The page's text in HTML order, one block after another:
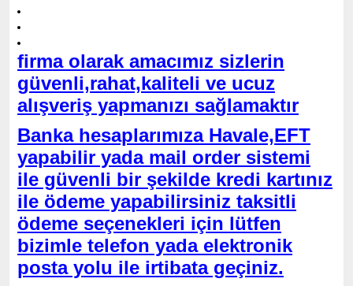
firma olarak amacımız sizlerin
güvenli,rahat,kaliteli ve ucuz
alışveriş yapmanızı sağlamaktır
Banka hesaplarımıza Havale,EFT
yapabilir yada mail order sistemi
ile güvenli bir şekilde kredi kartınız
ile ödeme yapabilirsiniz taksitli
ödeme seçenekleri için lütfen
bizimle telefon yada elektronik
posta yolu ile irtibata geçiniz.